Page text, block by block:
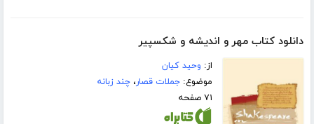
دانلود کتاب مهر و اندیشه و شکسپیر
از: وحید کیان
موضوع:جملات قصار،چند زبانه
۷۱ صفحه